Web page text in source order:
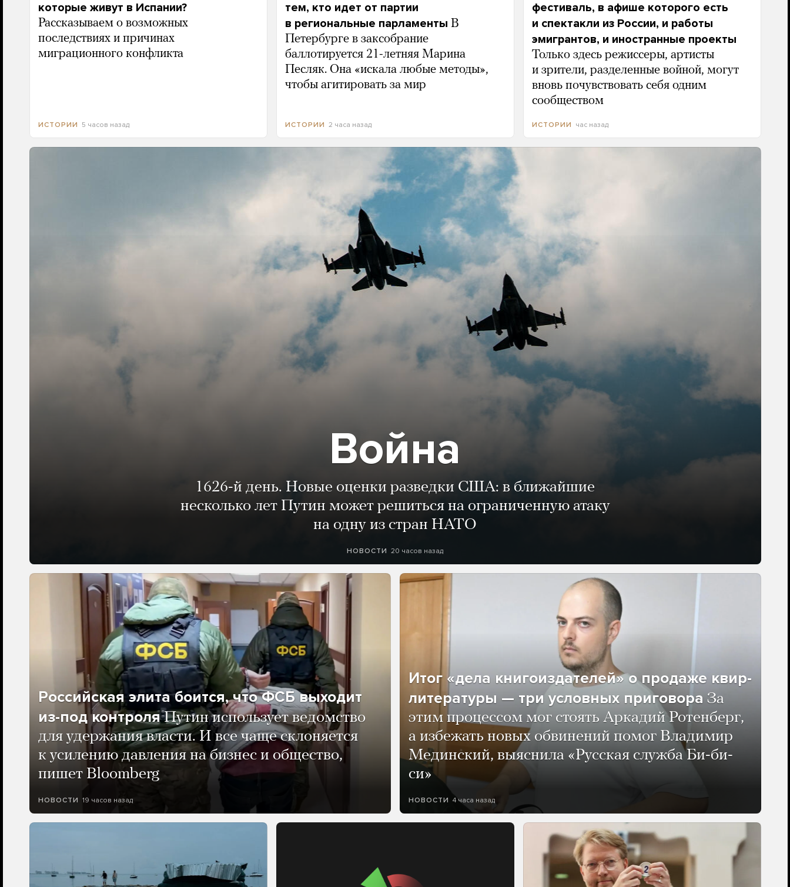
которые живут в Испании?
Рассказываем о возможных
последствиях и причинах
миграционного конфликта
ИСТОРИИ 5 часов назад
тем, кто идет от партии
в региональные парламенты В
Петербурге в заксобрание
баллотируется 21-летняя Марина
Песляк. Она «искала любые методы»,
чтобы агитировать за мир
ИСТОРИИ 2 часа назад
фестиваль, в афише которого есть
и спектакли из России, и работы
эмигрантов, и иностранные проекты
Только здесь режиссеры, артисты
и зрители, разделенные войной, могут
вновь почувствовать себя одним
сообществом
ИСТОРИИ час назад
Война
1626-й день. Новые оценки разведки США: в ближайшие
несколько лет Путин может решиться на ограниченную атаку
на одну из стран НАТО
НОВОСТИ 20 часов назад
Российская элита боится, что ФСБ выходит
из-под контроля Путин использует ведомство
для удержания власти. И все чаще склоняется
к усилению давления на бизнес и общество,
пишет Bloomberg
НОВОСТИ 19 часов назад
Итог «дела книгоиздателей» о продаже квир-
литературы — три условных приговора За
этим процессом мог стоять Аркадий Ротенберг,
а избежать новых обвинений помог Владимир
Мединский, выяснила «Русская служба Би-би-
си»
НОВОСТИ 4 часа назад